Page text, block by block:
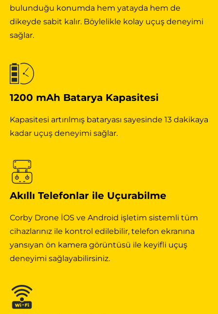
bulunduğu konumda hem yatayda hem de
dikeyde sabit kalır. Böylelikle kolay uçuş deneyimi
sağlar.
1200 mAh Batarya Kapasitesi
Kapasitesi artırılmış bataryası sayesinde 13 dakikaya
kadar uçuş deneyimi sağlar.
Akıllı Telefonlar ile Uçurabilme
Corby Drone İOS ve Android işletim sistemli tüm
cihazlarınız ile kontrol edilebilir, telefon ekranına
yansıyan ön kamera görüntüsü ile keyifli uçuş
deneyimi sağlayabilirsiniz.